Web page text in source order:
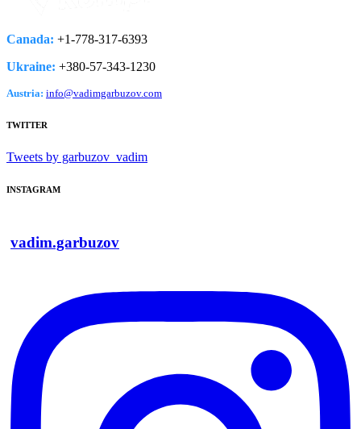
Canada: +1-778­-317-­6393
Ukraine: +380-­57-­343-­1230
Austria: info@vadimgarbuzov.com
TWITTER
Tweets by garbuzov_vadim
INSTAGRAM
vadim.garbuzov